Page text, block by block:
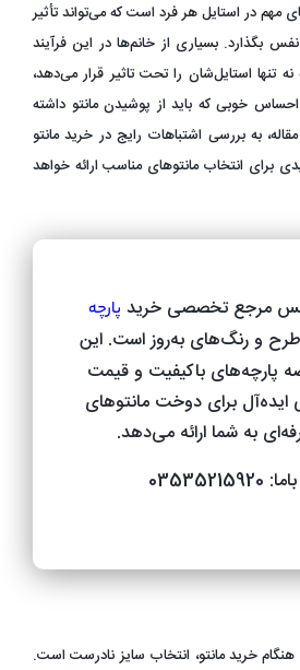
مهم در استایل هر فرد است که می‌تواند تأثیر
بگذارد. بسیاری از خانم‌ها در این فرآیند
تنها استایل‌شان را تحت تاثیر قرار می‌دهد،
خوبی که باید از پوشیدن مانتو داشته
به بررسی اشتباهات رایج در خرید مانتو
برای انتخاب مانتوهای مناسب ارائه خواهد
مرجع تخصصی خرید پارچه
طرح و رنگ‌های به‌روز است. این
پارچه‌های باکیفیت و قیمت
ایده‌آل برای دوخت مانتوهای
به شما ارائه می‌دهد.
خرید مانتو، انتخاب سایز نادرست است.